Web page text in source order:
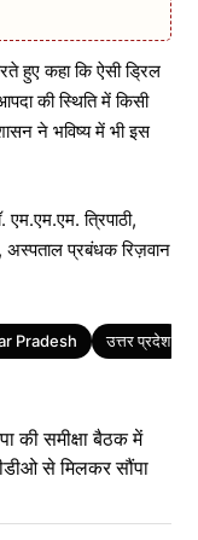
हुए कहा कि ऐसी ड्रिल
की स्थिति में किसी
ने भविष्य में भी इस
त्रिपाठी,
अस्पताल प्रबंधक रिज़वान
Pradesh उत्तर प्रदेश
की समीक्षा बैठक में
से मिलकर सौंपा